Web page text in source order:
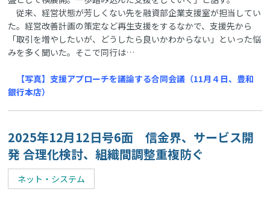
従来、経営状態が芳しくない先を融資部企業支援室が担当してい
た。経営改善計画の策定など再生支援をするなかで、支援先から
「取引を増やしたいが、どうしたら良いかわからない」といった悩
みを多く聞いた。そこで同行は…
【写真】支援アプローチを議論する合同会議（11月４日、豊和
銀行本店）
2025年12月12日号6面 信金界、サービス開
発 合理化検討、組織間調整重複防ぐ
ネット・システム